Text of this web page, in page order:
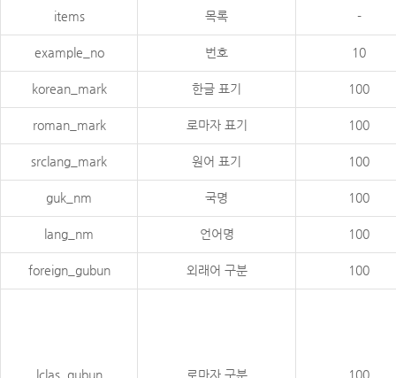
items 목록 -
example_no 번호 10
korean_mark 한글 표기 100
roman_mark 로마자 표기 100
srclang_mark 원어 표기 100
guk_nm 국명 100
lang_nm 언어명 100
foreign_gubun 외래어 구분 100
lclas_gubun 로마자 구분 100